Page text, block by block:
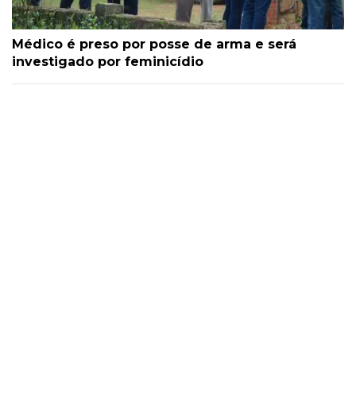
Médico é preso por posse de arma e será
investigado por feminicídio